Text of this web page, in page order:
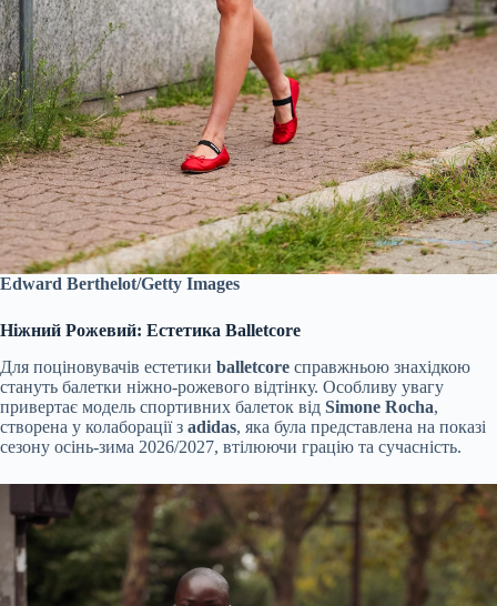
Edward Berthelot/Getty Images
Ніжний Рожевий: Естетика Balletcore
Для поціновувачів естетики balletcore справжньою знахідкою
стануть балетки ніжно-рожевого відтінку. Особливу увагу
привертає модель спортивних балеток від Simone Rocha,
створена у колаборації з adidas, яка була представлена на показі
сезону осінь-зима 2026/2027, втілюючи грацію та сучасність.